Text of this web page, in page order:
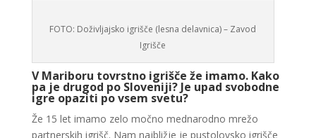
FOTO: Doživljajsko igrišče (lesna delavnica) – Zavod
Igrišče
V Mariboru tovrstno igrišče že imamo. Kako
pa je drugod po Sloveniji? Je upad svobodne
igre opaziti po vsem svetu?
Že 15 let imamo zelo močno mednarodno mrežo
partnerskih igrišč. Nam najbližje je pustolovsko igrišče